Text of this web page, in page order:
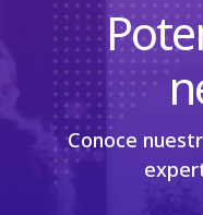
Conoce